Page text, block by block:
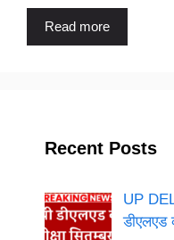
Read more
Recent Posts
UP
डीएलएड